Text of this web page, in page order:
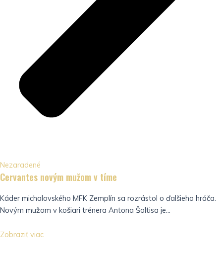
Nezaradené
Cervantes novým mužom v tíme
Káder michalovského MFK Zemplín sa rozrástol o ďalšieho hráča.
Novým mužom v košiari trénera Antona Šoltisa je...
Zobraziť viac